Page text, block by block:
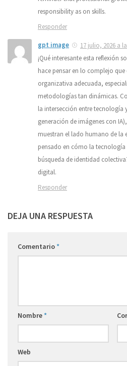
responsibility as on skills.
Responder
gpt image
17 julio, 2026 a
¡Qué interesante esta reflexión
hace pensar en lo complejo
organizativa adecuada,
metodologías tan dinámicas.
la intersección entre tecnología
generación de imágenes con
muestran el lado humano de la
pensado en cómo la
búsqueda de identidad
digital.
Responder
DEJA UNA RESPUESTA
Comentario*
Nombre*
Web